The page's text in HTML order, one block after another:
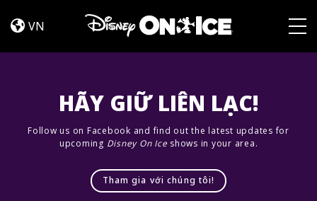
Dance
VN
HÃY GIỮ LIÊN LẠC!
Follow us on Facebook and find out the latest updates for
upcoming Disney On Iceshows in your area.
Tham gia với chúng tôi!